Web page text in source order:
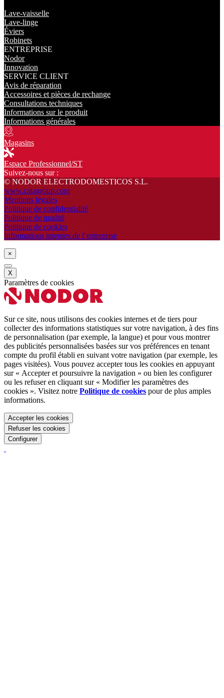
Lave-vaisselle
Lave-linge
Éviers
Robinets
ENTREPRISE
Nodor
Innovation
SERVICE CLIENT
Avis de réparation
Accessoires et pièces de rechange
Consultations techniques
Informations sur le produit
Informations générales
Magasins
Espace Professionnel/ST
Suivez-nous sur :
© NODOR ELECTRODOMESTICOS S.L.
www.catagroup.com
Mentions légales
Politique de confidentialité
Politique de qualité
Politique de cookies
Informations internes de l’entreprise
×
X
Paramètres de cookies
Sur ce site, nous utilisons des cookies internes et de tiers pour
collecter des informations statistiques sur votre navigation, à des fins
de personnalisation (par exemple, la langue) et pour vous montrer
des publicités personnalisées basées sur vos préférences en tenant
compte du profil établi en suivant votre navigation (par exemple, les
pages visitées). Vous pouvez accepter tous les cookies en appuyant
sur « Accepter et poursuivre la navigation » ou bien les configurer
ou les refuser en cliquant sur « Modifier les paramètres des
cookies ». Visitez notre Politique de cookies pour de plus amples
informations.
Accepter les cookies
Refuser les cookies
Configurer